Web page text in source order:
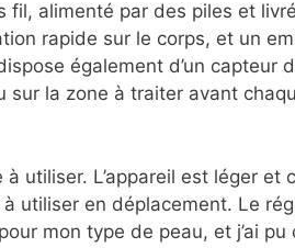
fil, alimenté par des piles et
rapide sur le corps, et un
également d’un capteur
sur la zone à traiter avant
utiliser. L’appareil est léger et
utiliser en déplacement. Le
mon type de peau, et j’ai pu